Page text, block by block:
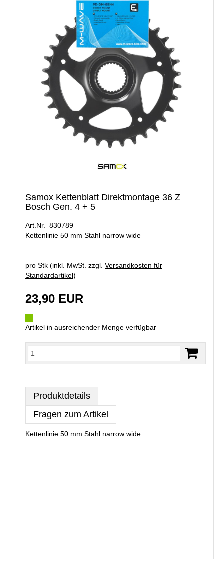
Samox Kettenblatt Direktmontage 36 Z
Bosch Gen. 4 + 5
Art.Nr. 830789
Kettenlinie 50 mm Stahl narrow wide
pro Stk (inkl. MwSt. zzgl. Versandkosten für
Standardartikel)
23,90 EUR
Artikel in ausreichender Menge verfügbar
Produktdetails
Fragen zum Artikel
Kettenlinie 50 mm Stahl narrow wide